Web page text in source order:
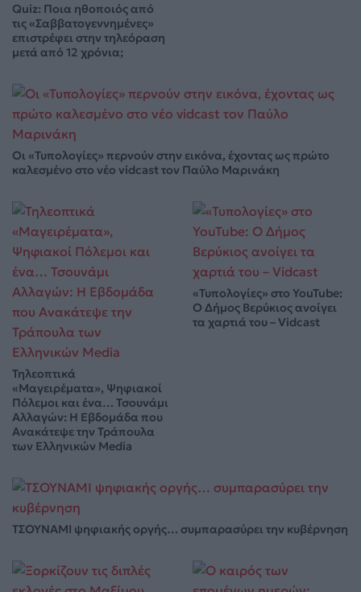
Quiz: Ποια ηθοποιός από
τις «Σαββατογεννημένες»
επιστρέφει στην τηλεόραση
μετά από 12 χρόνια;
Οι «Τυπολογίες» περνούν στην εικόνα, έχοντας ως πρώτο
καλεσμένο στο νέο vidcast τον Παύλο Μαρινάκη
Τηλεοπτικά
«Μαγειρέματα», Ψηφιακοί
Πόλεμοι και ένα… Τσουνάμι
Αλλαγών: Η Εβδομάδα που
Ανακάτεψε την Τράπουλα
των Ελληνικών Media
«Τυπολογίες» στο YouTube:
Ο Δήμος Βερύκιος ανοίγει
τα χαρτιά του – Vidcast
ΤΣΟΥΝΑΜΙ ψηφιακής οργής… συμπαρασύρει την κυβέρνηση